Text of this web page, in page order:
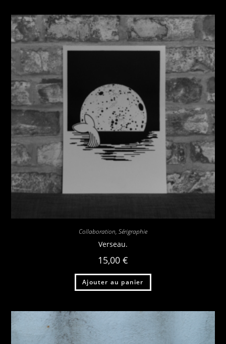
Collaboration, Sérigraphie
Verseau.
15,00 €
Ajouter au panier